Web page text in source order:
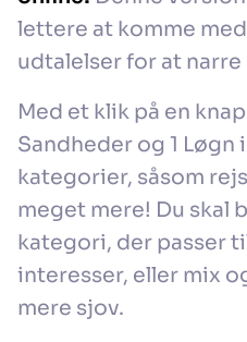
lettere at komme
udtalelser for at narre
Med et klik på en
Sandheder og 1
kategorier, såsom
meget mere! Du skal
kategori, der passer
interesser, eller mix
mere sjov.